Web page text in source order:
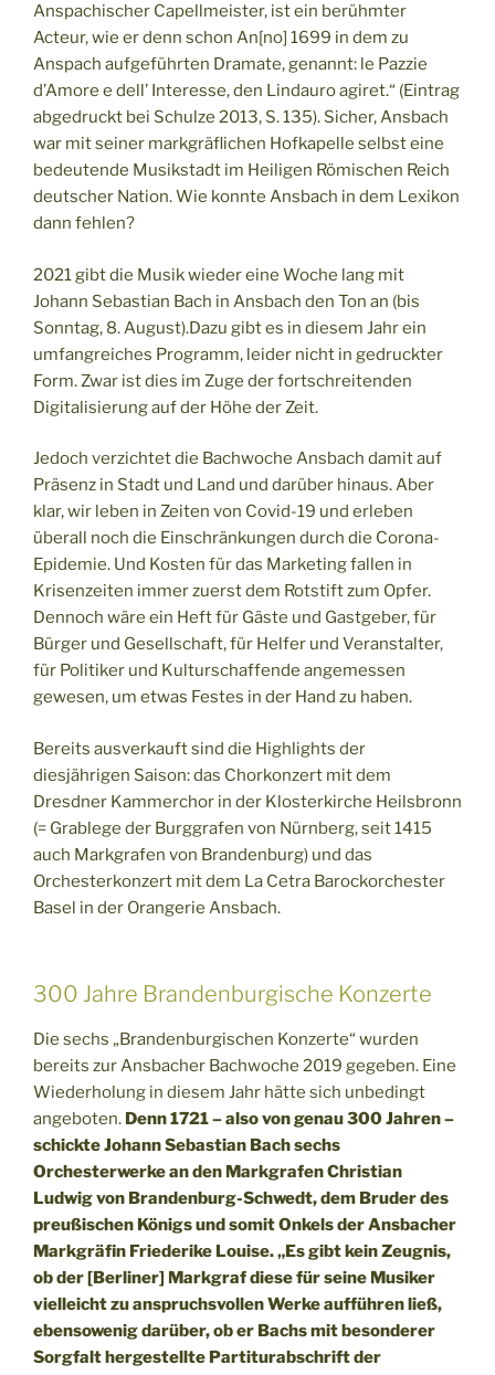
Anspachischer Capellmeister, ist ein berühmter
Acteur, wie er denn schon An[no] 1699 in dem zu
Anspach aufgeführten Dramate, genannt: le Pazzie
d’Amore e dell’ Interesse, den Lindauro agiret.“ (Eintrag
abgedruckt bei Schulze 2013, S. 135). Sicher, Ansbach
war mit seiner markgräflichen Hofkapelle selbst eine
bedeutende Musikstadt im Heiligen Römischen Reich
deutscher Nation. Wie konnte Ansbach in dem Lexikon
dann fehlen?
2021 gibt die Musik wieder eine Woche lang mit
Johann Sebastian Bach in Ansbach den Ton an (bis
Sonntag, 8. August).Dazu gibt es in diesem Jahr ein
umfangreiches Programm, leider nicht in gedruckter
Form. Zwar ist dies im Zuge der fortschreitenden
Digitalisierung auf der Höhe der Zeit.
Jedoch verzichtet die Bachwoche Ansbach damit auf
Präsenz in Stadt und Land und darüber hinaus. Aber
klar, wir leben in Zeiten von Covid-19 und erleben
überall noch die Einschränkungen durch die Corona-
Epidemie. Und Kosten für das Marketing fallen in
Krisenzeiten immer zuerst dem Rotstift zum Opfer.
Dennoch wäre ein Heft für Gäste und Gastgeber, für
Bürger und Gesellschaft, für Helfer und Veranstalter,
für Politiker und Kulturschaffende angemessen
gewesen, um etwas Festes in der Hand zu haben.
Bereits ausverkauft sind die Highlights der
diesjährigen Saison: das Chorkonzert mit dem
Dresdner Kammerchor in der Klosterkirche Heilsbronn
(= Grablege der Burggrafen von Nürnberg, seit 1415
auch Markgrafen von Brandenburg) und das
Orchesterkonzert mit dem La Cetra Barockorchester
Basel in der Orangerie Ansbach.
300 Jahre Brandenburgische Konzerte
Die sechs „Brandenburgischen Konzerte“ wurden
bereits zur Ansbacher Bachwoche 2019 gegeben. Eine
Wiederholung in diesem Jahr hätte sich unbedingt
angeboten. Denn 1721 – also von genau 300 Jahren –
schickte Johann Sebastian Bach sechs
Orchesterwerke an den Markgrafen Christian
Ludwig von Brandenburg-Schwedt, dem Bruder des
preußischen Königs und somit Onkels der Ansbacher
Markgräfin Friederike Louise. „Es gibt kein Zeugnis,
ob der [Berliner] Markgraf diese für seine Musiker
vielleicht zu anspruchsvollen Werke aufführen ließ,
ebensowenig darüber, ob er Bachs mit besonderer
Sorgfalt hergestellte Partiturabschrift der